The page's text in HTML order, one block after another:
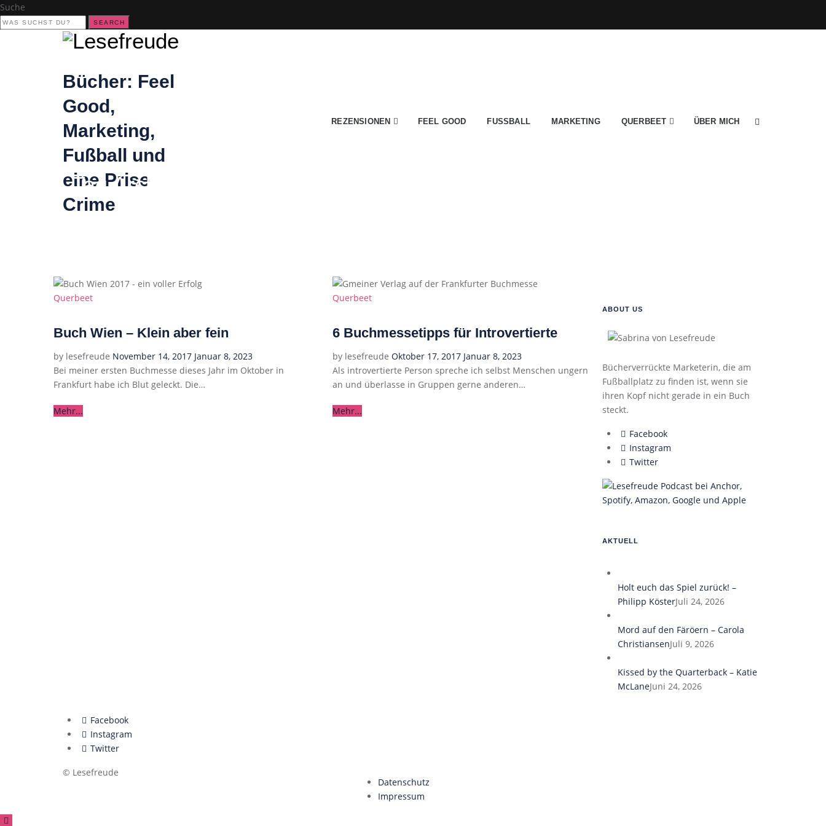
Suche
SEARCH
Bücher: Feel
Good,
Marketing,
Fußball und
eine Prise
Crime
REZENSIONEN FEEL GOOD FUSSBALL MARKETING QUERBEET ÜBER MICH
Tag Archives:
Categories
Querbeet
Buch Wien – Klein aber fein
by lesefreude Posted
on
November 14, 2017 Januar 8, 2023
Bei meiner ersten Buchmesse dieses Jahr im Oktober in
Frankfurt habe ich Blut geleckt. Die…
Mehr...
Categories
Querbeet
6 Buchmessetipps für Introvertierte
bylesefreude Posted
on
Oktober 17, 2017 Januar 8, 2023
Als introvertierte Person spreche ich selbst Menschen ungern
an und überlasse in Gruppen gerne anderen…
Mehr...
ABOUT US
Bücherverrückte Marketerin, die am
Fußballplatz zu finden ist, wenn sie
ihren Kopf nicht gerade in ein Buch
steckt.
Facebook
Instagram
Twitter
AKTUELL
Holt euch das Spiel zurück! –
Philipp KösterJuli 24, 2026
Mord auf den Färöern – Carola
ChristiansenJuli 9, 2026
Kissed by the Quarterback – Katie
McLaneJuni 24, 2026
Facebook
Instagram
Twitter
© Lesefreude
Datenschutz
Impressum